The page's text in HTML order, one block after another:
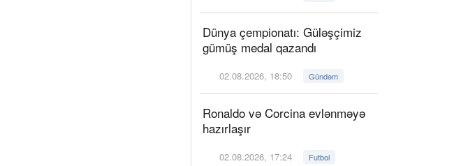
Dünya çempionatı: Güləşçimiz
gümüş medal qazandı
02.08.2026, 18:50 Gündəm
Ronaldo və Corcina evlənməyə
hazırlaşır
02.08.2026, 17:24 Futbol